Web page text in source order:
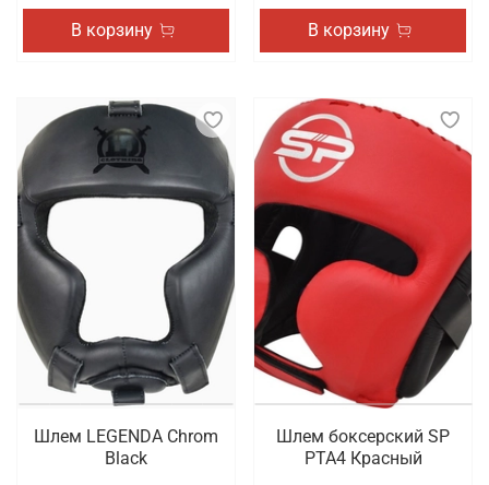
В корзину В корзину
Шлем LEGENDA Chrom
Black
Шлем боксерский SP
PTA4 Красный